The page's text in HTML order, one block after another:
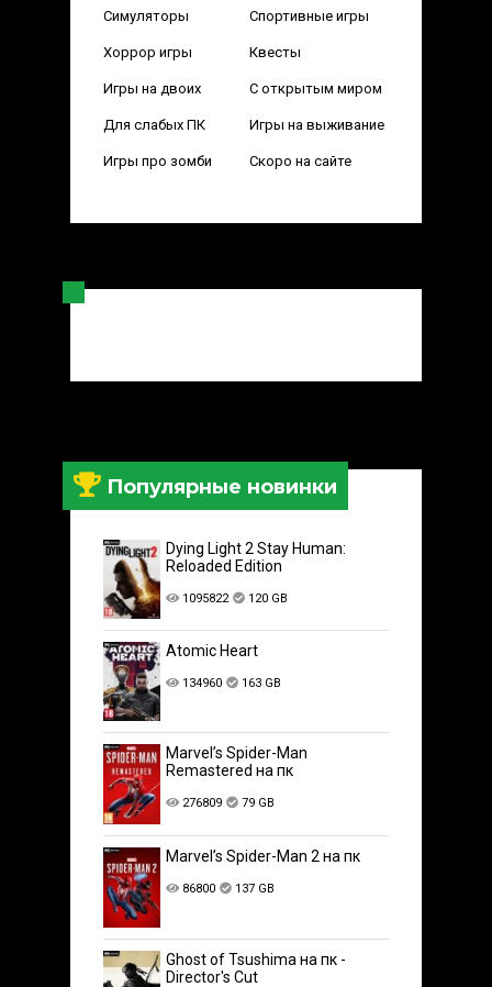
Симуляторы Спортивные игры
Хоррор игры Квесты
Игры на двоих С открытым миром
Для слабых ПК Игры на выживание
Игры про зомби Скоро на сайте
Популярные новинки
Dying Light 2 Stay Human:
Reloaded Edition
1095822 120 GB
Atomic Heart
134960 163 GB
Marvel’s Spider-Man
Remastered на пк
276809 79 GB
Marvel’s Spider-Man 2 на пк
86800 137 GB
Ghost of Tsushima на пк -
Director's Cut